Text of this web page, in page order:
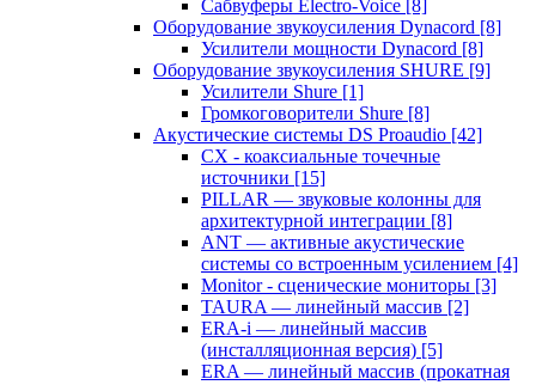
Сабвуферы Electro-Voice [8]
Оборудование звукоусиления Dynacord [8]
Усилители мощности Dynacord [8]
Оборудование звукоусиления SHURE [9]
Усилители Shure [1]
Громкоговорители Shure [8]
Акустические системы DS Proaudio [42]
CX - коаксиальные точечные
источники [15]
PILLAR — звуковые колонны для
архитектурной интеграции [8]
ANT — активные акустические
системы со встроенным усилением [4]
Monitor - сценические мониторы [3]
TAURA — линейный массив [2]
ERA-i — линейный массив
(инсталляционная версия) [5]
ERA — линейный массив (прокатная